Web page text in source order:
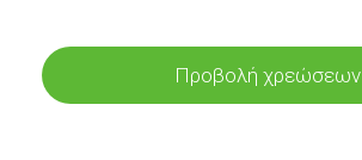
Προβολή χρεώσεων